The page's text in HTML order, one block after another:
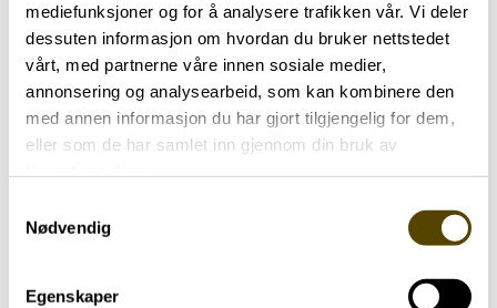
mediefunksjoner og for å analysere trafikken vår. Vi deler
dessuten informasjon om hvordan du bruker nettstedet
vårt, med partnerne våre innen sosiale medier,
annonsering og analysearbeid, som kan kombinere den
med annen informasjon du har gjort tilgjengelig for dem,
eller som de har samlet inn gjennom din bruk av
Nødvendig
Egenskaper
Aktuelt
Parkinson Unity Walk 2026